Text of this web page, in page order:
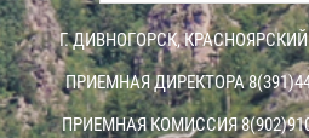
Г. ДИВНОГОРСК,
ПРИЕМНАЯ ДИРЕКТОРА
ПРИЕМНАЯ КОМИССИЯ